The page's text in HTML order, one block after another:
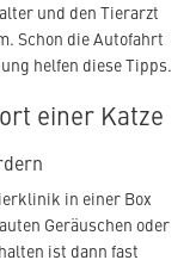
und den Tierarzt
Schon die Autofahrt
helfen diese Tipps.
einer Katze
in einer Box
Geräuschen oder
ist dann fast